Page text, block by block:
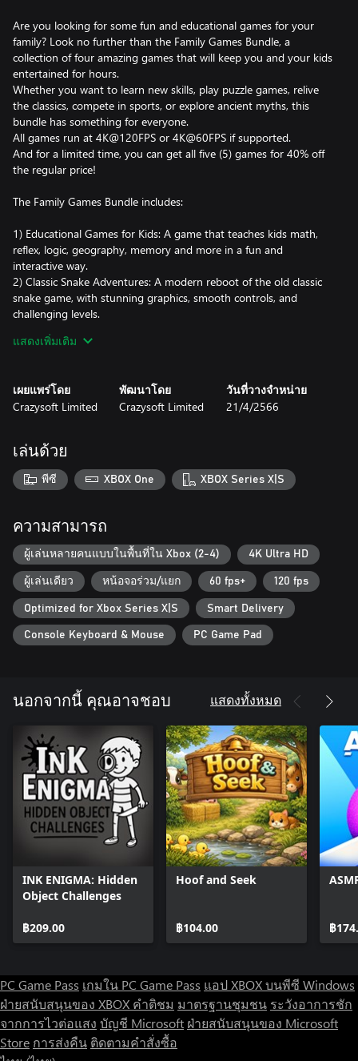
Are you looking for some fun and educational games for your
family? Look no further than the Family Games Bundle, a
collection of four amazing games that will keep you and your kids
entertained for hours.
Whether you want to learn new skills, play puzzle games, relive
the classics, compete in sports, or explore ancient myths, this
bundle has something for everyone.
All games run at 4K@120FPS or 4K@60FPS if supported.
And for a limited time, you can get all five (5) games for 40% off
the regular price!
The Family Games Bundle includes:
1) Educational Games for Kids: A game that teaches kids math,
reflex, logic, geography, memory and more in a fun and
interactive way.
2) Classic Snake Adventures: A modern reboot of the old classic
snake game, with stunning graphics, smooth controls, and
challenging levels.
in the candy factory as you help Boldy fix the broken machinery.
running, swimming, diving, jumps plus local multiplayer.
5) Zeus Quest - The Rebirth of Earth: A hilarious point and click
mythology and scifi.
Don't miss this opportunity to get five awesome games for one
low price. Order the Family Games Bundle today and enjoy hours
แสดงเพิ่มเติม
เผยแพร่โดย
Crazysoft Limited
พัฒนาโดย
Crazysoft Limited
วันที่วางจำหน่าย
21/4/2566
เล่นด้วย
พีซี XBOX One XBOX Series X|S
ความสามารถ
ผู้เล่นหลายคนแบบในพื้นที่ใน Xbox (2-4) 4K Ultra HD
ผู้เล่นเดียว หน้อจอร่วม/แยก 60 fps+ 120 fps
Optimized for Xbox Series X|S Smart Delivery
Console Keyboard & Mouse PC Game Pad
นอกจากนี้ คุณอาจชอบ แสดงทั้งหมด
INK ENIGMA: Hidden
Object Challenges
฿209.00
Hoof and Seek
฿104.00 ฿
PC Game Pass เกมใน PC Game Pass แอป XBOX บนพีซี Windows
ฝ่ายสนับสนุนของ XBOX คำติชม มาตรฐานชุมชน ระวังอาการชัก
จากการไวต่อแสง บัญชี Microsoft ฝ่ายสนับสนุนของ Microsoft
Store การส่งคืน ติดตามคำสั่งซื้อ